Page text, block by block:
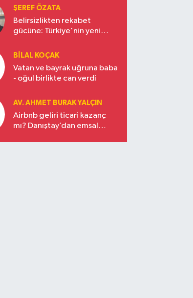
ŞEREF ÖZATA
Belirsizlikten rekabet
gücüne: Türkiye'nin yeni
BILAL KOÇAK
Vatan ve bayrak uğruna baba
- oğul birlikte can verdi
AV. AHMET BURAK YALÇIN
Airbnb geliri ticari kazanç
mı? Danıştay’dan emsal